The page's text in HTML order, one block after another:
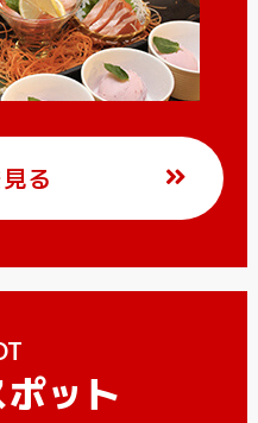
る
ット